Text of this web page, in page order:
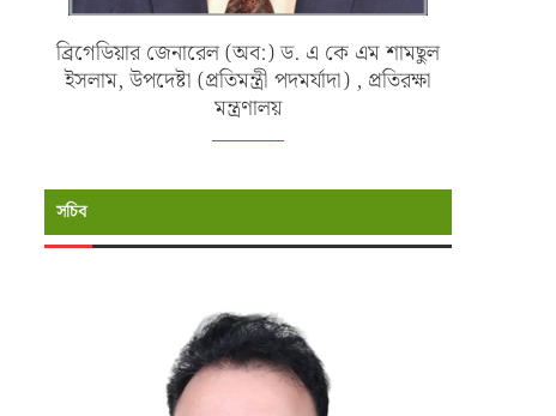
ব্রিগেডিয়ার জেনারেল (অব:) ড. এ কে এম শামছুল
ইসলাম, উপদেষ্টা (প্রতিমন্ত্রী পদমর্যাদা) , প্রতিরক্ষা
মন্ত্রণালয়
সচিব